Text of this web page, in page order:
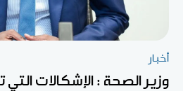
أخبار
وزير الصحة : الإشكالات